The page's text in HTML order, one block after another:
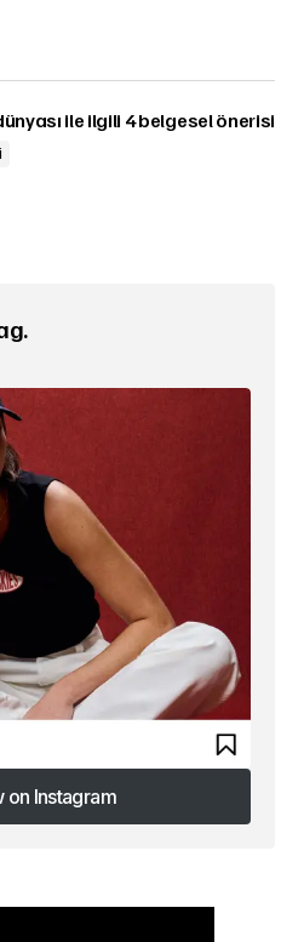
ile ilgili 4 belgesel önerisi
on Instagram
on Instagram